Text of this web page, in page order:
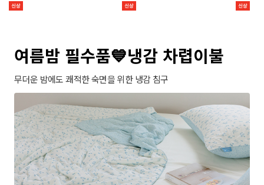
여름밤 필수품💙냉감 차렵이불
무더운 밤에도 쾌적한 숙면을 위한 냉감 침구